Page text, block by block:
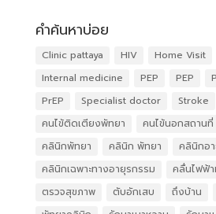
คำค้นหาบ่อย
Clinic pattaya HIV Home Visit
Internal medicine
PEP PEP
PrEP
Specialist doctor Stroke
คนไข้ติดเตียงพัทยา
คนไข้นอกสถานที่
คลินิกพัทยา
คลินิก พัทยา
คลินิกอ
คลินิกเฉพาะทางอายุรกรรม
คลื่นไฟฟ้า
ตรวจสุขภาพ
ตับอักเสบ ถึงบ้าน